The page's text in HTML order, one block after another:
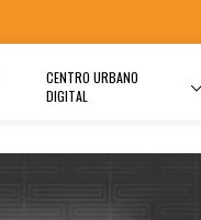
CENTRO URBANO
DIGITAL